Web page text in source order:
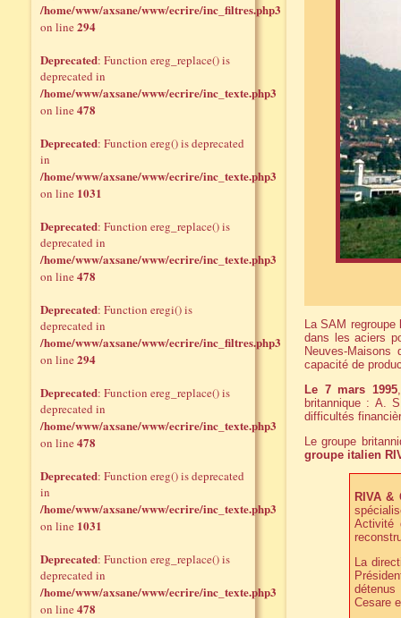
La SAM regroupe
dans les aciers
Neuves-Maisons
capacité de
Le 7 mars 1995
britannique : A.
difficultés
Le groupe
groupe italien
RIVA &
Activité
La
Cesare
/home/www/axsane/www/ecrire/inc_filtres.php3
on line294
Deprecated: Function ereg_replace() is
deprecated in
/home/www/axsane/www/ecrire/inc_texte.php3
on line478
Deprecated: Function ereg() is deprecated
in
/home/www/axsane/www/ecrire/inc_texte.php3
on line 1031
Deprecated: Function ereg_replace() is
deprecated in
/home/www/axsane/www/ecrire/inc_texte.php3
on line478
Deprecated: Function eregi() is
deprecated in
/home/www/axsane/www/ecrire/inc_filtres.php3
on line294
Deprecated: Function ereg_replace() is
deprecated in
/home/www/axsane/www/ecrire/inc_texte.php3
on line478
Deprecated: Function ereg() is deprecated
in
/home/www/axsane/www/ecrire/inc_texte.php3
on line 1031
Deprecated: Function ereg_replace() is
deprecated in
/home/www/axsane/www/ecrire/inc_texte.php3
on line478